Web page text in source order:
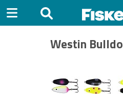
Westin